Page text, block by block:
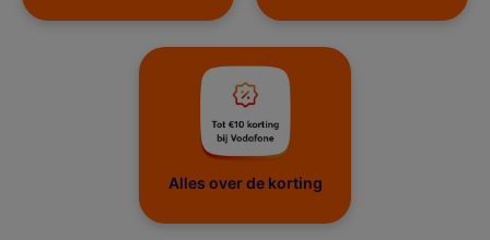
Alles over de korting